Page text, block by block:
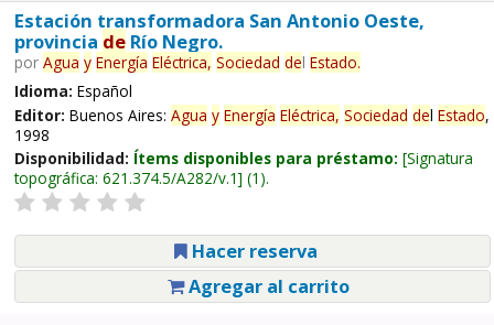
Estación transformadora San Antonio Oeste,
provincia deRío Negro.
por Agua y Energía Eléctrica, Sociedad del Estado.
Idioma: Español
Editor: Buenos Aires: Agua y Energía Eléctrica, Sociedad del Estado,
1998
Disponibilidad: Ítems disponibles para préstamo: Signatura
topográfica: 621.374.5/A282/v.1 (1).
Hacer reserva
Agregar al carrito